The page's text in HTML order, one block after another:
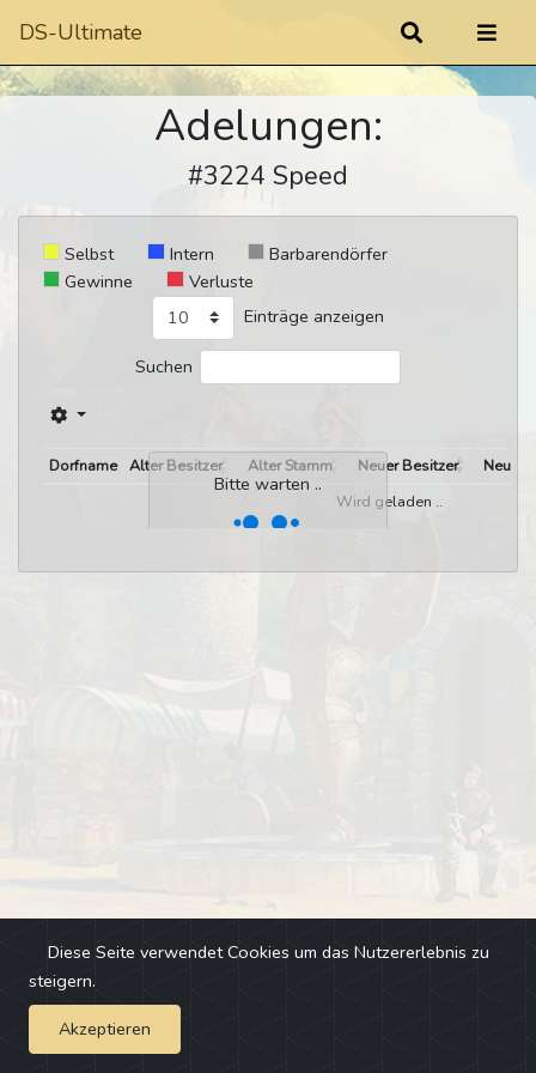
DS-Ultimate
Adelungen:
#3224 Speed
Selbst Intern
Barbarendörfer
Gewinne
Verluste
Einträge anzeigen
Suchen
Bitte warten ..
Dorfname Alter Besitzer Alter Stamm Neuer Besitzer
Neuer
Wird geladen ..
Impressum - Changelog
Diese Seite verwendet Cookies um das Nutzererlebnis zu
steigern.
Akzeptieren